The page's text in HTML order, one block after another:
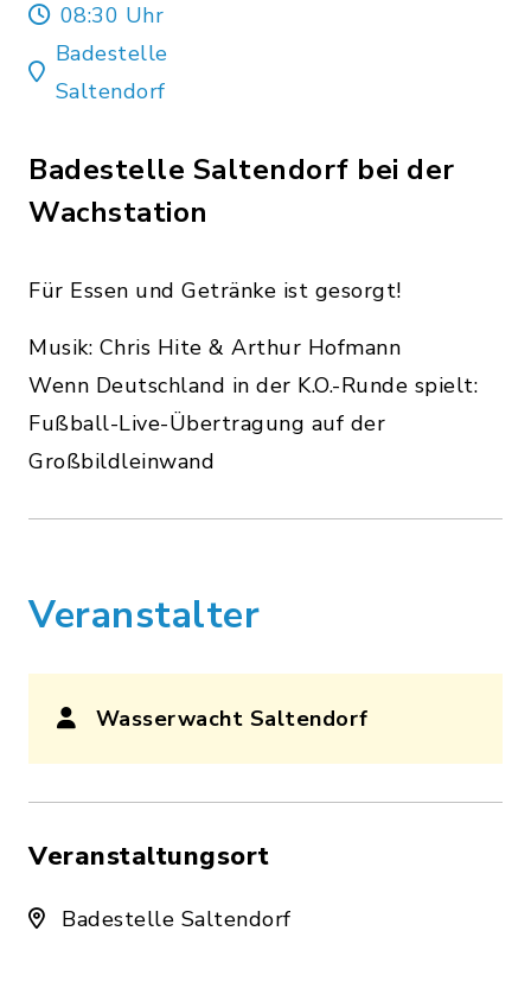
08:30 Uhr
Badestelle
Saltendorf
Badestelle Saltendorf bei der
Wachstation
Für Essen und Getränke ist gesorgt!
Musik: Chris Hite & Arthur Hofmann
Wenn Deutschland in der K.O.-Runde spielt:
Fußball-Live-Übertragung auf der
Großbildleinwand
Veranstalter
Wasserwacht Saltendorf
Veranstaltungsort
Badestelle Saltendorf